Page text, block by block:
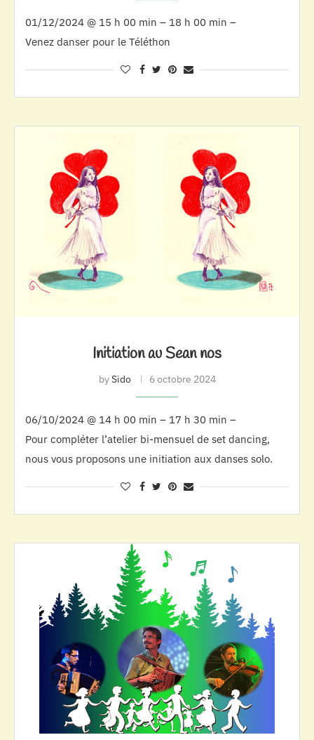
01/12/2024 @ 15 h 00 min – 18 h 00 min –
Venez danser pour le Téléthon
Initiation au Sean nos
bySido 6 octobre 2024
06/10/2024 @ 14 h 00 min – 17 h 30 min –
Pour compléter l’atelier bi-mensuel de set dancing,
nous vous proposons une initiation aux danses solo.